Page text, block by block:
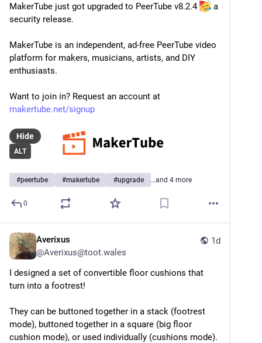
MakerTube just got upgraded to PeerTube v8.2.4
a
security release.
MakerTube is an independent, ad-free PeerTube video
platform for makers, musicians, artists, and DIY
enthusiasts.
Want to join in? Request an account at
makertube.net/signup
ALT
Hide
#peertube #makertube #upgrade …and 4 more
0
1d
Averixus
@Averixus@toot.wales
I designed a set of convertible floor cushions that
turn into a footrest!
They can be buttoned together in a stack (footrest
mode), buttoned together in a square (big floor
cushion mode), or used individually (cushions mode).